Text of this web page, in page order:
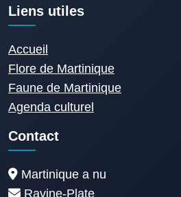
Liens utiles
Accueil
Flore de Martinique
Faune de Martinique
Agenda culturel
Contact
Martinique a nu
Ravine-Plate